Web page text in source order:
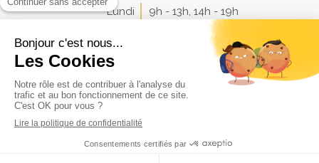
Lundi 9h - 13h, 14h - 19h
14h - 19h
Mercredi
14h - 19h
Jeudi
14h - 19h
Vendredi
9h - 13h
Samedi
Dimanche